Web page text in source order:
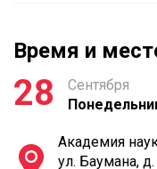
Время и
28
Сентября
Академия
ул. Баумана,